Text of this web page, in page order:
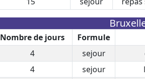
Nombre de jours Formule
4 sejour
4 sejour